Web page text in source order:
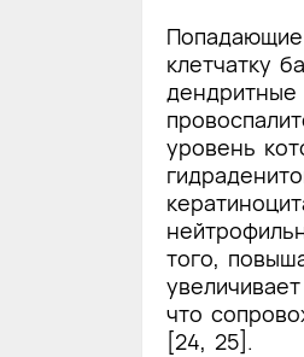
клетчатку
дендритные
уровень
того,
что
[24, 25].